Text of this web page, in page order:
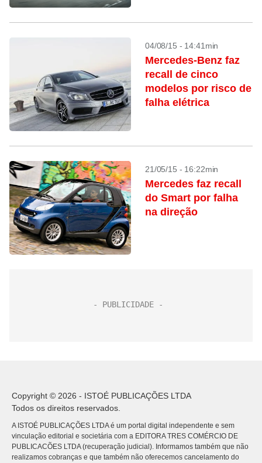
04/08/15 - 14:41min
Mercedes-Benz faz
recall de cinco
modelos por risco de
falha elétrica
21/05/15 - 16:22min
Mercedes faz recall
do Smart por falha
na direção
Copyright © 2026 - ISTOÉ PUBLICAÇÕES LTDA
Todos os direitos reservados.
A ISTOÉ PUBLICAÇÕES LTDA é um portal digital independente e sem
vinculação editorial e societária com a EDITORA TRES COMÉRCIO DE
PUBLICACÕES LTDA (recuperação judicial). Informamos também que não
realizamos cobranças e que também não oferecemos cancelamento do